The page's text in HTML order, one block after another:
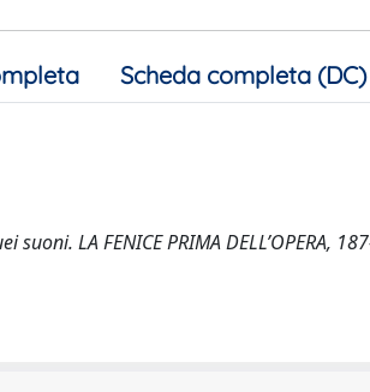
Scheda completa (DC)
LA FENICE PRIMA DELL’OPERA,